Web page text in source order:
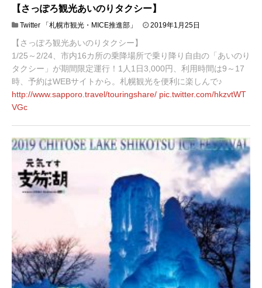
【さっぽろ観光あいのりタクシー】
Twitter 「札幌市観光・MICE推進部」 2019年1月25日
9
年
1
月
2
【さっぽろ観光あいのりタクシー】
1/25～2/24、市内16カ所の乗降場所で乗り降り自由の「あいのり
タクシー」が期間限定運行！1人1日3,000円、利用時間は9～17
時、予約はWEBサイトから。札幌観光を便利に楽しんで♪
http://www.sapporo.travel/touringshare/ pic.twitter.com/hkzvtWT
VGc